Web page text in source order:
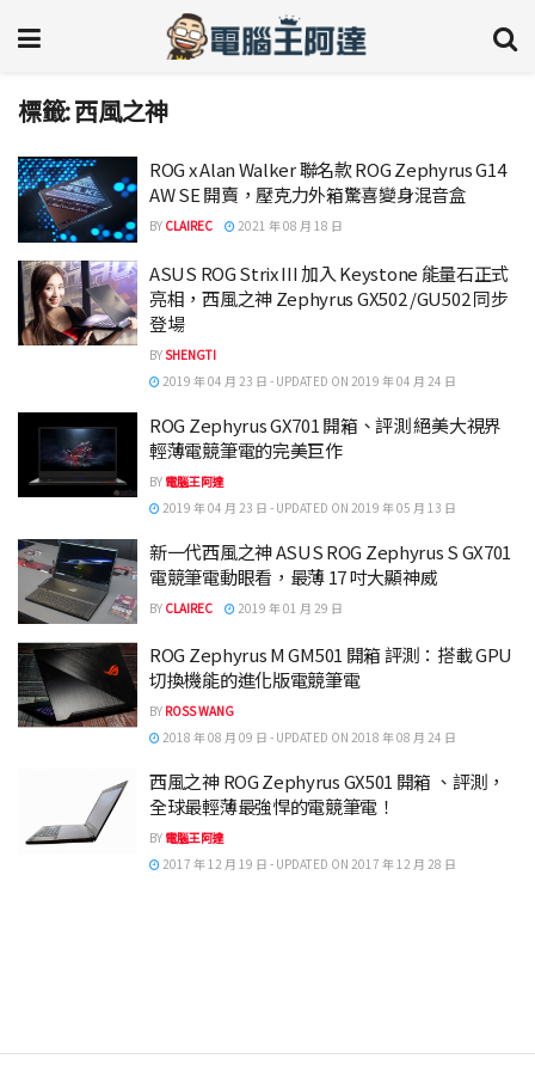
標籤:西風之神
ROG x Alan Walker 聯名款 ROG Zephyrus G14
AW SE 開賣，壓克力外箱驚喜變身混音盒
BY CLAIREC 2021 年 08 月 18 日
ASUS ROG Strix III 加入 Keystone 能量石正式
亮相，西風之神 Zephyrus GX502 /GU502 同步
登場
BYSHENGTI
2019 年 04 月 23 日 - UPDATED ON 2019 年 04 月 24 日
ROG Zephyrus GX701 開箱、評測 絕美大視界
輕薄電競筆電的完美巨作
BY 電腦王阿達
2019 年 04 月 23 日 - UPDATED ON 2019 年 05 月 13 日
新一代西風之神 ASUS ROG Zephyrus S GX701
電競筆電動眼看，最薄 17 吋大顯神威
BY CLAIREC 2019 年 01 月 29 日
ROG Zephyrus M GM501 開箱 評測：搭載 GPU
切換機能的進化版電競筆電
BY ROSS WANG
2018 年 08 月 09 日 - UPDATED ON 2018 年 08 月 24 日
西風之神 ROG Zephyrus GX501 開箱 、評測，
全球最輕薄最強悍的電競筆電！
BY 電腦王阿達
2017 年 12 月 19 日 - UPDATED ON 2017 年 12 月 28 日